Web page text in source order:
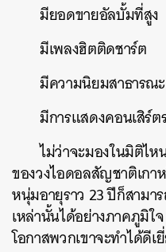
มียอดขายอัลบั้มที่สูง
มีเพลงฮิตติดชาร์ต
มีความนิยมสาธารณะ
มีการแสดงคอนเสิร์ต
ไม่ว่าจะมองในมิติไห
ของวงไอดอลสัญชาติเกาห
หนุ่มอายุราว 23 ปีก็สามา
เหล่านั้นได้อย่างภาคภูมิใ
โอกาสพวกเขาจะทำได้ดีเ